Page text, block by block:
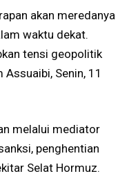
akan meredanya
waktu dekat.
tensi geopolitik
Senin, 11
melalui mediator
penghentian
Selat Hormuz.